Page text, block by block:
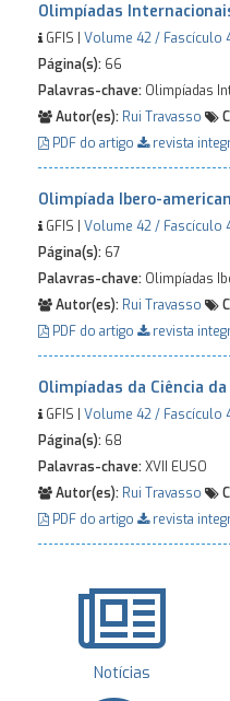
Olimpíadas
GFIS | Volume 42 / Fascículo
Página(s): 66
Palavras-chave: Olimpíadas
Autor(es): Rui Travasso
PDF do artigo
revista
Olimpíada Ibero-
GFIS | Volume 42 / Fascículo
Página(s): 67
Palavras-chave: Olimpíadas
Autor(es): Rui Travasso
PDF do artigo
revista
Olimpíadas da Ciência da
GFIS | Volume 42 / Fascículo
Página(s): 68
Palavras-chave:XVII EUSO
Autor(es): Rui Travasso
PDF do artigo
revista
Notícias